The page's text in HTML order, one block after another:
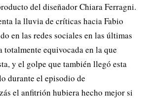
del diseñador Chiara Ferragni.
la lluvia de críticas hacia Fabio
en las redes sociales en las últimas
totalmente equivocada en la que
y el golpe que también llegó esta
durante el episodio de
el anfitrión hubiera hecho mejor si